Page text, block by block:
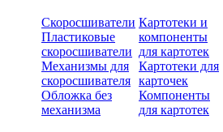
Скоросшиватели
Пластиковые
скоросшиватели
Механизмы для
скоросшивателя
Обложка без
механизма
Картотеки и
компоненты
для картотек
Картотеки для
карточек
Компоненты
для картотек